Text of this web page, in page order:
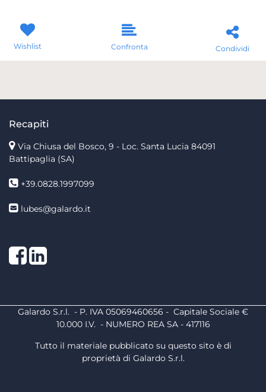
Wishlist Confronta Condividi
Recapiti
Via Chiusa del Bosco, 9 - Loc. Santa Lucia 84091
Battipaglia (SA)
+39.0828.1997099
lubes@galardo.it
Facebook
LinkedIn
Galardo S.r.l. - P. IVA 05069460656 - Capitale Sociale €
10.000 I.V. - NUMERO REA SA - 417116
Tutto il materiale pubblicato su questo sito è di
proprietà di Galardo S.r.l.